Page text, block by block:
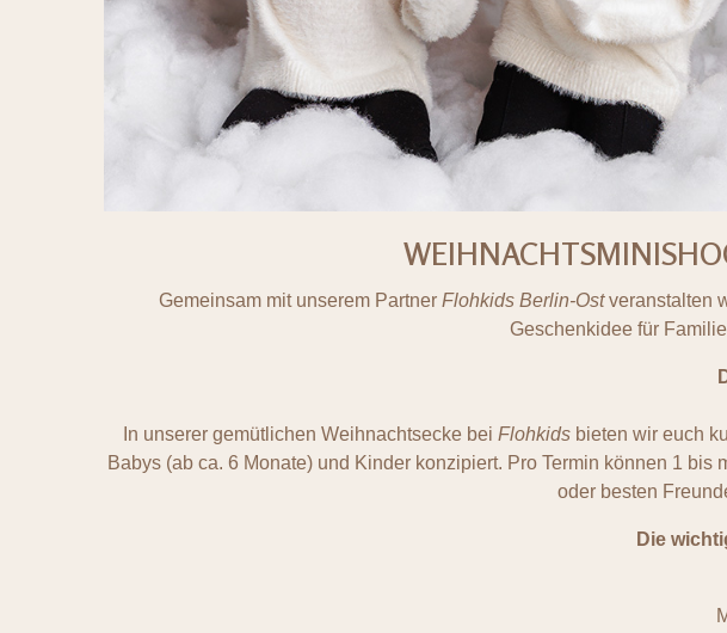
Gemeinsam mit unserem Partner Flohkids Berlin-Ostveranstalten
Geschenkidee für
In unserer gemütlichen Weihnachtsecke bei Flohkids bieten wir euch
Babys (ab ca. 6 Monate) und Kinder konzipiert. Pro Termin können 1
oder besten
Die